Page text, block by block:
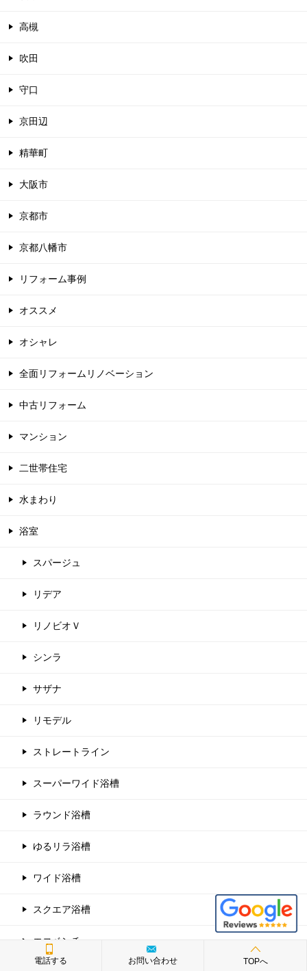
高槻
吹田
守口
京田辺
精華町
大阪市
京都市
京都八幡市
リフォーム事例
オススメ
オシャレ
全面リフォームリノベーション
中古リフォーム
マンション
二世帯住宅
水まわり
浴室
スパージュ
リデア
リノビオＶ
シンラ
サザナ
リモデル
ストレートライン
スーパーワイド浴槽
ラウンド浴槽
ゆるリラ浴槽
ワイド浴槽
スクエア浴槽
エコベンチ
電話する お問い合わせ TOPへ